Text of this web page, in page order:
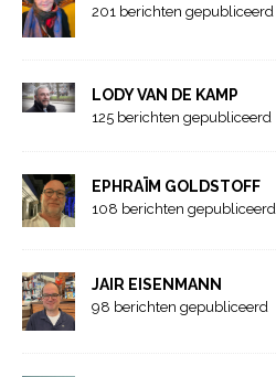
201 berichten gepubliceerd
LODY VAN DE KAMP
125 berichten gepubliceerd
EPHRAÏM GOLDSTOFF
108 berichten gepubliceerd
JAIR EISENMANN
98 berichten gepubliceerd